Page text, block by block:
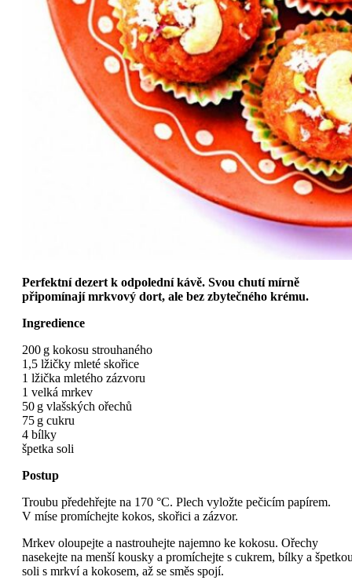
Perfektní dezert k odpolední kávě. Svou chutí mírně
připomínají mrkvový dort, ale bez zbytečného krému.
Ingredience
200 g kokosu strouhaného
1,5 lžičky mleté skořice
1 lžička mletého zázvoru
1 velká mrkev
50 g vlašských ořechů
75 g cukru
4 bílky
špetka soli
Postup
Troubu předehřejte na 170 °C. Plech vyložte pečicím papírem.
V míse promíchejte kokos, skořici a zázvor.
Mrkev oloupejte a nastrouhejte najemno ke kokosu. Ořechy
nasekejte na menší kousky a promíchejte s cukrem, bílky a
soli s mrkví a kokosem, až se směs spojí.